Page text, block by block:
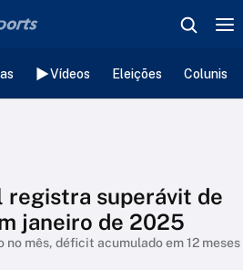
Vídeos Eleições
registra superávit de
janeiro de 2025
mês, déficit acumulado em 12 meses